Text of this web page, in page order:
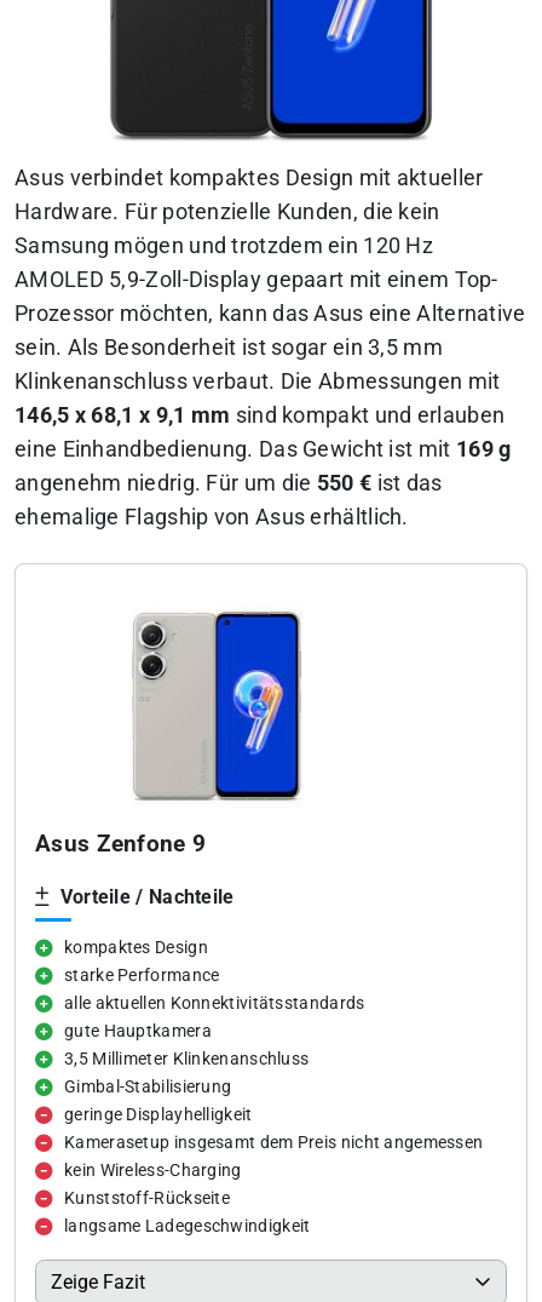
Asus verbindet kompaktes Design mit aktueller
Hardware. Für potenzielle Kunden, die kein
Samsung mögen und trotzdem ein 120 Hz
AMOLED 5,9-Zoll-Display gepaart mit einem Top-
Prozessor möchten, kann das Asus eine Alternative
sein. Als Besonderheit ist sogar ein 3,5 mm
Klinkenanschluss verbaut. Die Abmessungen mit
146,5 x 68,1 x 9,1 mm sind kompakt und erlauben
eine Einhandbedienung. Das Gewicht ist mit 169 g
angenehm niedrig. Für um die 550 € ist das
ehemalige Flagship von Asus erhältlich.
Asus Zenfone 9
Vorteile / Nachteile
kompaktes Design
starke Performance
alle aktuellen Konnektivitätsstandards
gute Hauptkamera
3,5 Millimeter Klinkenanschluss
Gimbal-Stabilisierung
geringe Displayhelligkeit
Kamerasetup insgesamt dem Preis nicht angemessen
kein Wireless-Charging
Kunststoff-Rückseite
langsame Ladegeschwindigkeit
Zeige Fazit